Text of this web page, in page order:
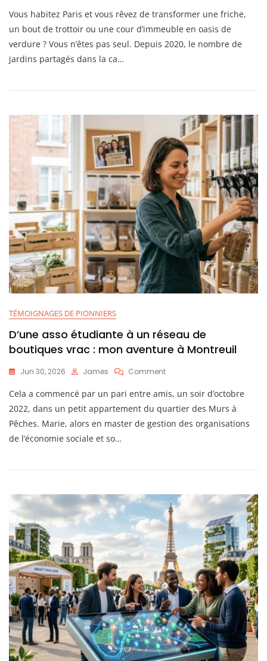
3
Étapes
Pour
De
Partagés
Booster
La
Biodiversité
À
Paris
Vous habitez Paris et vous rêvez de transformer une friche,
un bout de trottoir ou une cour d’immeuble en oasis de
verdure ? Vous n’êtes pas seul. Depuis 2020, le nombre de
jardins partagés dans la ca…
TÉMOIGNAGES DE PIONNIERS
D’une asso étudiante à un réseau de
boutiques vrac : mon aventure à Montreuil
Jun 30, 2026 James CommentOn
Asso
Étudiante
Un
Vrac
Mon
Aventure
À
Montreuil
Cela a commencé par un pari entre amis, un soir d’octobre
2022, dans un petit appartement du quartier des Murs à
Pêches. Marie, alors en master de gestion des organisations
de l’économie sociale et so…